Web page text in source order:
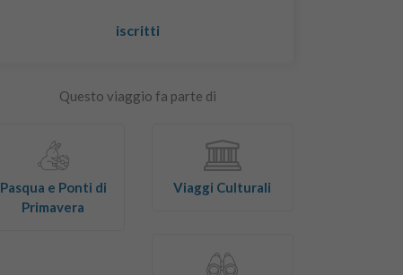
iscritti
Questo viaggio fa parte di
Pasqua e Ponti di
Primavera
Viaggi Culturali